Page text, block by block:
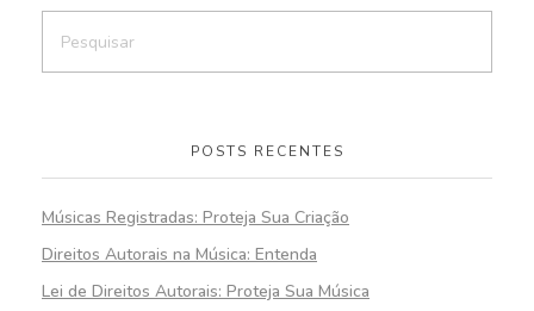
POSTS RECENTES
Músicas Registradas: Proteja Sua Criação
Direitos Autorais na Música: Entenda
Lei de Direitos Autorais: Proteja Sua Música